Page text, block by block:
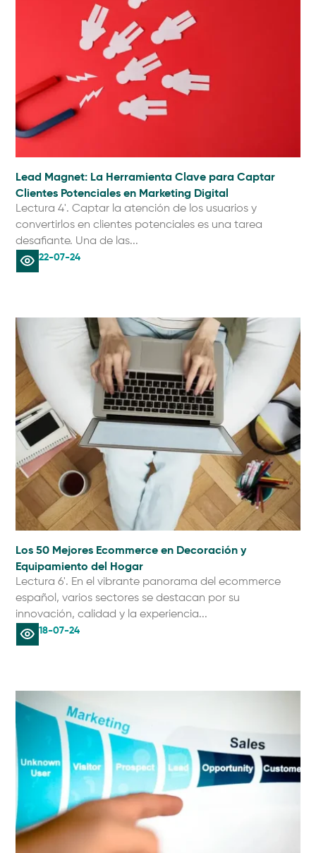
Lead Magnet: La Herramienta Clave para Captar
Clientes Potenciales en Marketing Digital
Lectura 4'. Captar la atención de los usuarios y
convertirlos en clientes potenciales es una tarea
desafiante. Una de las...
22-07-24
Los 50 Mejores Ecommerce en Decoración y
Equipamiento del Hogar
Lectura 6'. En el vibrante panorama del ecommerce
español, varios sectores se destacan por su
innovación, calidad y la experiencia...
18-07-24